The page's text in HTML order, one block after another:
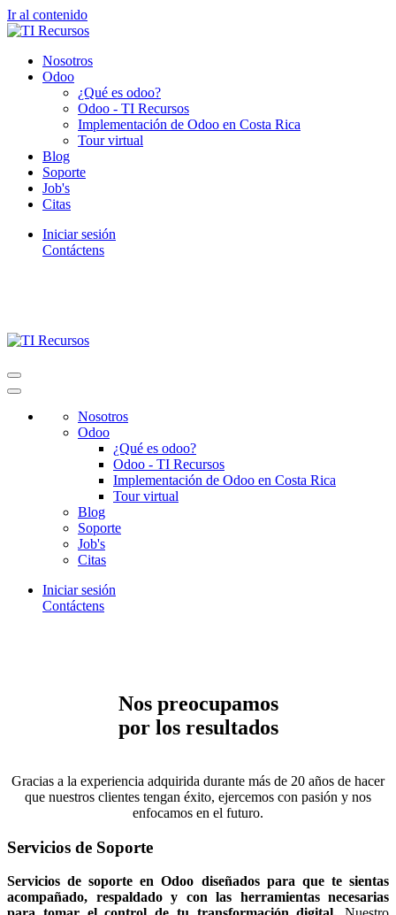
Ir al contenido
Nosotros
Odoo
¿Qué es odoo?
Odoo - TI Recursos
Implementación de Odoo en Costa Rica
Tour virtual
Blog
Soporte
Job's
Citas
Iniciar sesión
Contáctens
Nosotros
Odoo
¿Qué es odoo?
Odoo - TI Recursos
Implementación de Odoo en Costa Rica
Tour virtual
Blog
Soporte
Job's
Citas
Iniciar sesión
Contáctens
Nos preocupamos
por los resultados
Gracias a la experiencia adquirida durante más de 20 años de hacer
que nuestros clientes tengan éxito, ejercemos con pasión y nos
enfocamos en el futuro.
Servicios de Soporte
Servicios de soporte en Odoo diseñados para que te sientas
acompañado, respaldado y con las herramientas necesarias